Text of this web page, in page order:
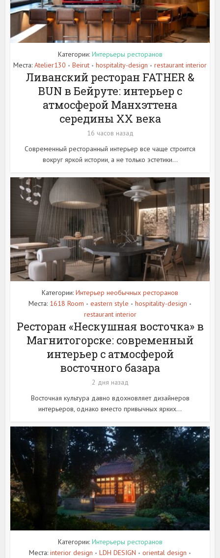
Категории: Интерьеры ресторанов
Места: Atelier130 • Beirut • hospitality-design • restaurant interior
Ливанский ресторан FATHER &
BUN в Бейруте: интерьер с
атмосферой Манхэттена
середины XX века
16 часов назад
Современный ресторанный интерьер все чаще строится
вокруг яркой истории, а не только эстетики...
Категории: Интерьер необычных ресторанов
Места: 1618 Room • eastern style • hospitality-design •
restaurant interior
Ресторан «Нескушная восточка» в
Магнитогорске: современный
интерьер с атмосферой
восточного базара
2 дня назад
Восточная культура давно вдохновляет дизайнеров
интерьеров, однако вместо привычных ярких...
Категории: Интерьеры ресторанов
Места: interior design • LDH DESIGN • oriental design •